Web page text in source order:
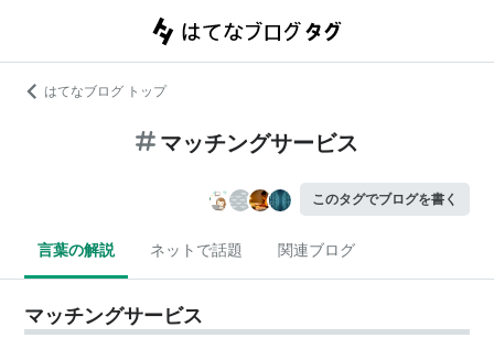
はてなブログ トップ
マッチングサービス
このタグでブログを書く
言葉の解説 ネットで話題 関連ブログ
マッチングサービス